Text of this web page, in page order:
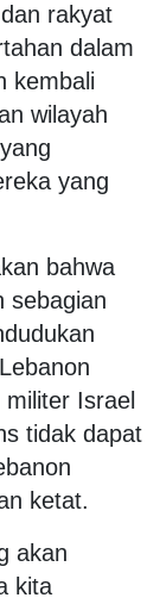
rakyat
dalam
kembali
wilayah
yang
bahwa
sebagian
Israel
tidak dapat
ketat.
akan
kita